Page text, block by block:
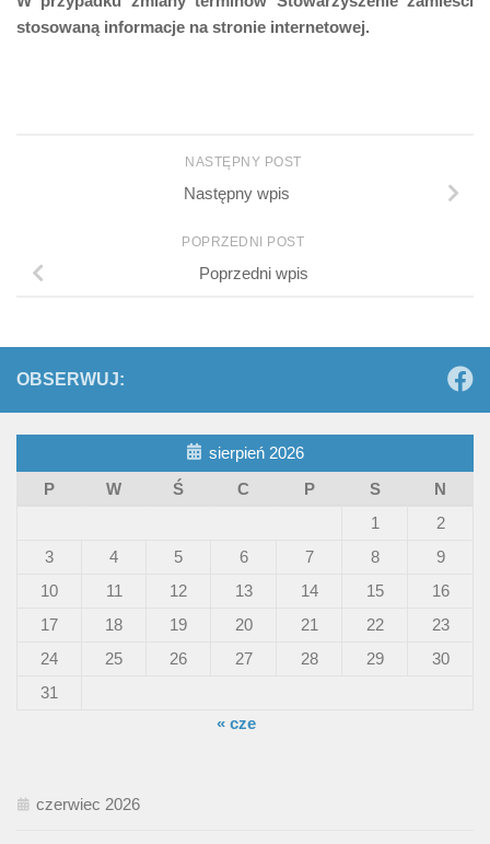
stosowaną informacje na stronie internetowej.
NASTĘPNY POST
Następny wpis
POPRZEDNI POST
Poprzedni wpis
OBSERWUJ:
sierpień 2026
P
W Ś C P S
N
1
2
3
4 5 6 7 8
9
10
11 12 13 14 15
16
17
18 19 20 21 22
23
24
25 26 27 28 29
30
31
« cze
czerwiec 2026